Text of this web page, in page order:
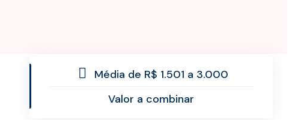
Média de R$ 1.501 a 3.000
Valor a combinar